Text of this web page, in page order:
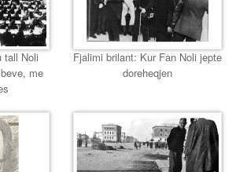
tall Noli
me
Fjalimi brilant: Kur Fan Noli jepte
doreheqjen